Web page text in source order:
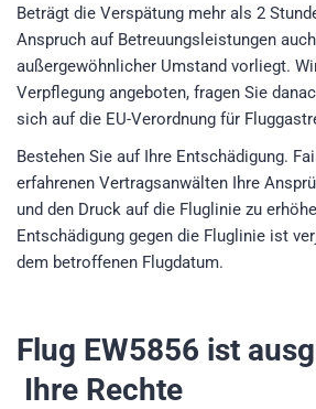
Beträgt die Verspätung mehr als 2
Anspruch auf Betreuungsleistungen
außergewöhnlicher Umstand vorliegt.
Verpflegung angeboten, fragen Sie
sich auf die EU-Verordnung für
Bestehen Sie auf Ihre Entschädigung.
erfahrenen Vertragsanwälten Ihre
und den Druck auf die Fluglinie zu
Entschädigung gegen die Fluglinie ist
dem betroffenen Flugdatum.
Flug EW5856 ist
Ihre Rechte